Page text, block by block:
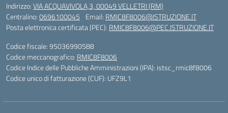
Indirizzo:VIA ACQUAVIVOLA,3, 00049 VELLETRI (RM)
Centralino:0696100045 Email: RMIC8F8006@ISTRUZIONE.IT
Posta elettronica certificata (PEC): RMIC8F8006@PEC.ISTRUZIONE.IT
Codice fiscale: 95036990588
Codice meccanografico: RMIC8F8006
Codice Indice delle Pubbliche Amministrazioni (IPA): istsc_rmic8f8006
Codice unico di fatturazione (CUF): UFZ9L1